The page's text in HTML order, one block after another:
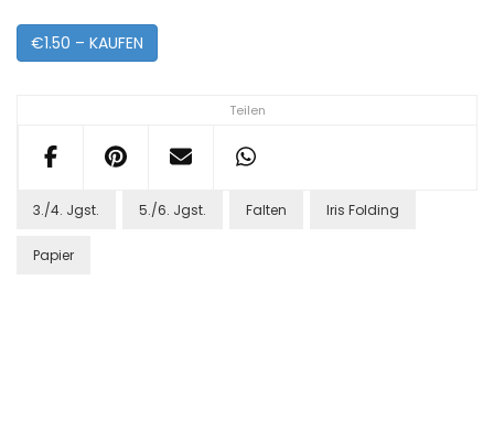
Teilen
€1.50 – KAUFEN
3./4. Jgst. 5./6. Jgst. Falten Iris Folding
Papier